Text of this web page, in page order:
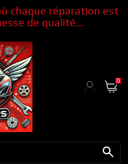
chaque réparation est
de qualité...
0